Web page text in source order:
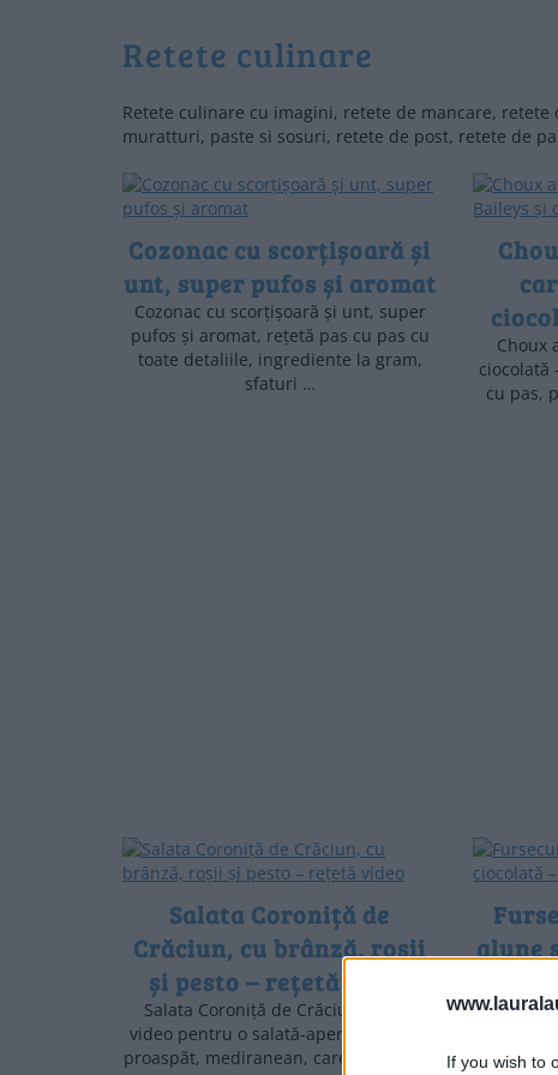
If you wish to
retete culinare
Retete culinare cu imagini, retete de mancare,
muratturi, paste si sosuri, retete de post, retete de
Cozonac cu scorțișoară și
unt, super pufos și aromat
Cozonac cu scorțișoară și unt, super
pufos și aromat, rețetă pas cu pas cu
toate detaliile, ingrediente la gram,
sfaturi …
Choux
ciocolată
cu pas,
Salata Coroniță de
Crăciun, cu brânză, roșii
și pesto – rețetă video
Salata Coroniță de Crăciun, rețetă
video pentru o salată-aperitiv cu gust
proaspăt, mediranean, care înviorează
alune
pentru